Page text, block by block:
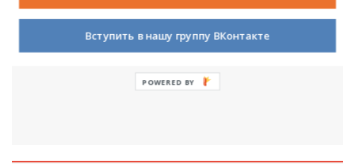
Вступить в нашу группу ВКонтакте
POWERED BY